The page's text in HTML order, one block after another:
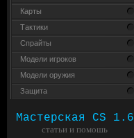
Карты
Тактики
Спрайты
Модели игроков
Модели оружия
Защита
Мастерская CS 1.6
статьи и помошь